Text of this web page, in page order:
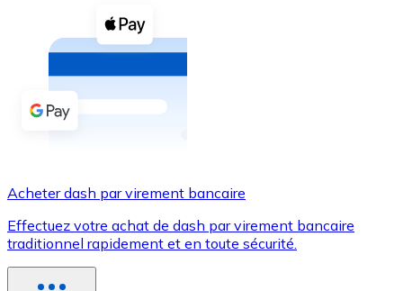
Coupons crypto
Achetez des cryptomonnaies en espèces et d'autres
Acheter avec espèces
Virement SEPA
Utilisez les cartes Visa et Mastercard pour acheter
Acheter avec carte
Acheter dash par virement bancaire
Effectuez votre achat de dash par virement bancaire
traditionnel rapidement et en toute sécurité.